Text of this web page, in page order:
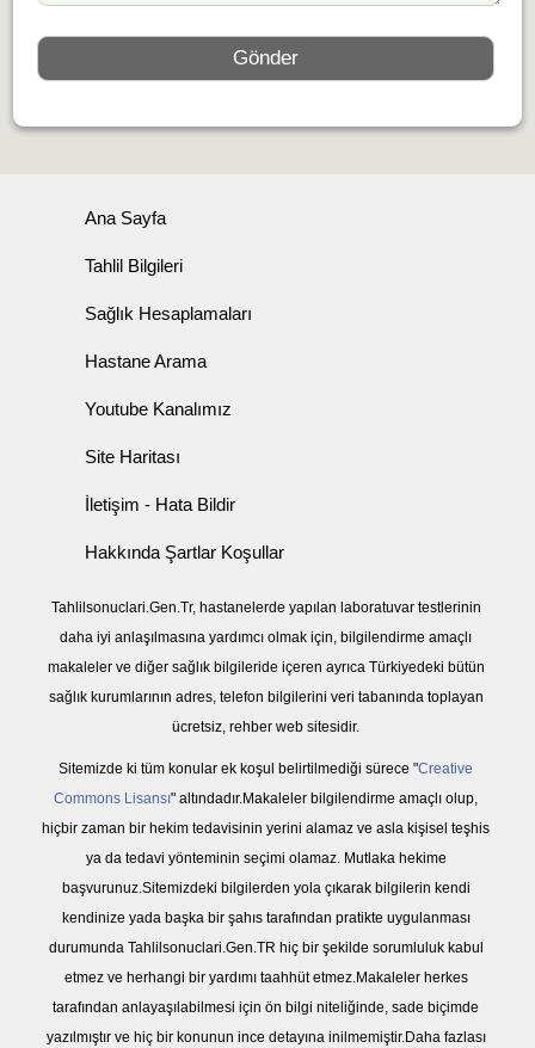
Ana Sayfa
Tahlil Bilgileri
Sağlık Hesaplamaları
Hastane Arama
Youtube Kanalımız
Site Haritası
İletişim - Hata Bildir
Hakkında Şartlar Koşullar
Tahlilsonuclari.Gen.Tr, hastanelerde yapılan laboratuvar testlerinin
daha iyi anlaşılmasına yardımcı olmak için, bilgilendirme amaçlı
makaleler ve diğer sağlık bilgileride içeren ayrıca Türkiyedeki bütün
sağlık kurumlarının adres, telefon bilgilerini veri tabanında toplayan
ücretsiz, rehber web sitesidir.
Sitemizde ki tüm konular ek koşul belirtilmediği sürece "Creative
Commons Lisansı" altındadır.Makaleler bilgilendirme amaçlı olup,
hiçbir zaman bir hekim tedavisinin yerini alamaz ve asla kişisel teşhis
ya da tedavi yönteminin seçimi olamaz. Mutlaka hekime
başvurunuz.Sitemizdeki bilgilerden yola çıkarak bilgilerin kendi
kendinize yada başka bir şahıs tarafından pratikte uygulanması
durumunda Tahlilsonuclari.Gen.TR hiç bir şekilde sorumluluk kabul
etmez ve herhangi bir yardımı taahhüt etmez.Makaleler herkes
tarafından anlayaşılabilmesi için ön bilgi niteliğinde, sade biçimde
yazılmıştır ve hiç bir konunun ince detayına inilmemiştir.Daha fazlası